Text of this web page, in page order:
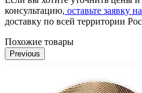
консультацию, оставьте заявку
доставку по всей территории
Похожие товары
Previous